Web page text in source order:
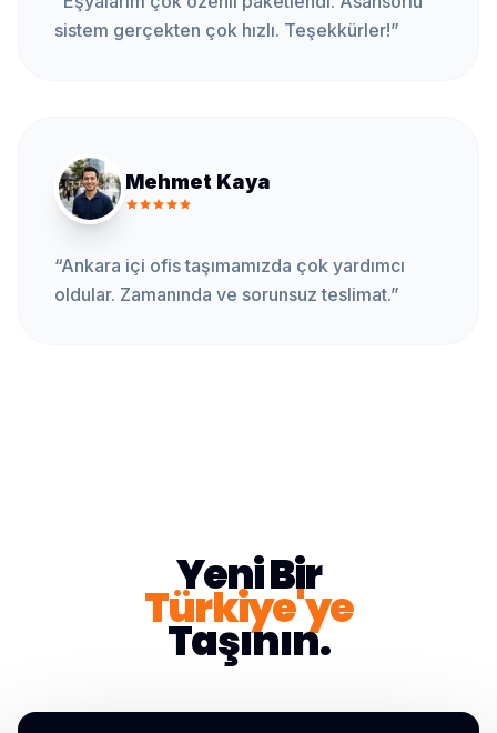
sistem gerçekten çok hızlı. Teşekkürler!”
Mehmet Kaya
“Ankara içi ofis taşımamızda çok yardımcı
oldular. Zamanında ve sorunsuz teslimat.”
Yeni Bir
Türkiye'ye
Taşının.